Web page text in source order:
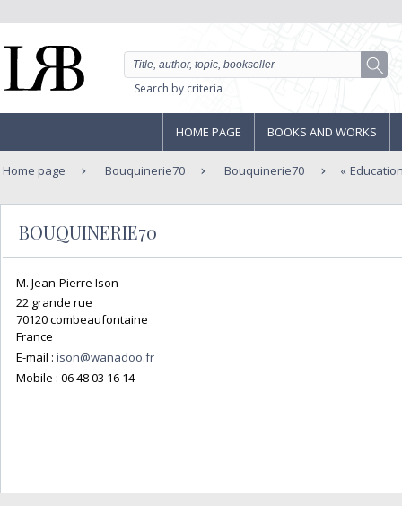
Search by criteria
HOME PAGE BOOKS AND WORKS
Home page Bouquinerie70 Bouquinerie70
BOUQUINERIE70
M. Jean-Pierre Ison
22 grande rue
70120 combeaufontaine
France
E-mail : ison@wanadoo.fr
Mobile : 06 48 03 16 14